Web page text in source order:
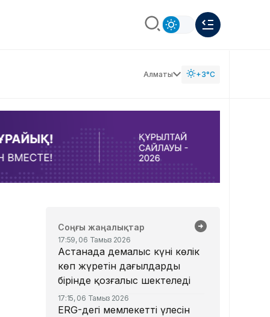
Алматы +3°C
Соңғы жаңалықтар
17:59, 06 Тамыз 2026
Астанада демалыс күні көлік
көп жүретін даңғылдардың
бірінде қозғалыс шектеледі
17:15, 06 Тамыз 2026
ERG-дегі мемлекеттің үлесін